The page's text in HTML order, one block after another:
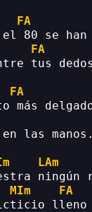
FA
80 se
FA
tus
FA
más
las manos.
LAm
ningún
MIm FA
ficticio lleno